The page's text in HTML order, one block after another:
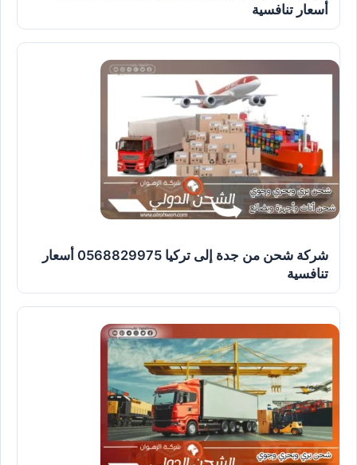
أسعار تنافسية
شركة شحن من جدة إلى تركيا 0568829975 أسعار
تنافسية